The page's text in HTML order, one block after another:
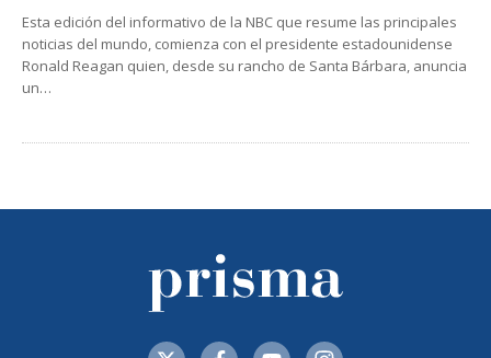
Esta edición del informativo de la NBC que resume las principales
noticias del mundo, comienza con el presidente estadounidense
Ronald Reagan quien, desde su rancho de Santa Bárbara, anuncia
un…